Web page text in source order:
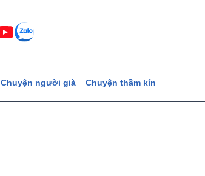
Chuyện người già Chuyện thầm kín